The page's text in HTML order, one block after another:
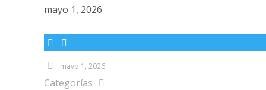
mayo 1, 2026
mayo 1, 2026
Categorías